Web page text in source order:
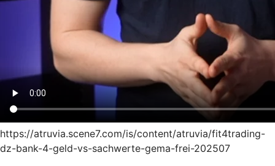
https://atruvia.scene7.com/is/content/atruvia/fit4trading-
dz-bank-4-geld-vs-sachwerte-gema-frei-202507